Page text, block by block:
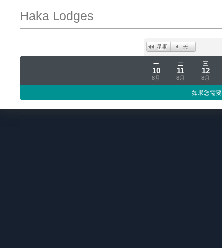
Haka Lodges
一
10
8月
二
11
8月
三
12
8月
如果您需